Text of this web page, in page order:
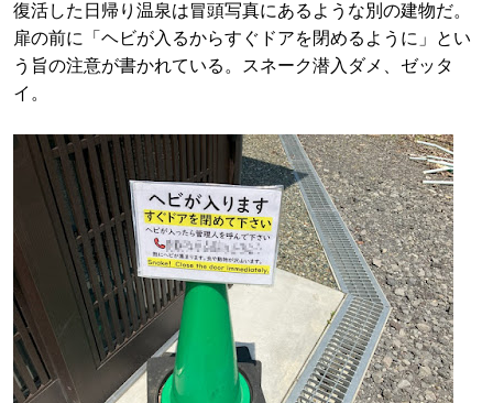
復活した日帰り温泉は冒頭写真にあるような別の建物だ。
扉の前に「ヘビが入るからすぐドアを閉めるように」とい
う旨の注意が書かれている。スネーク潜入ダメ、ゼッタ
イ。